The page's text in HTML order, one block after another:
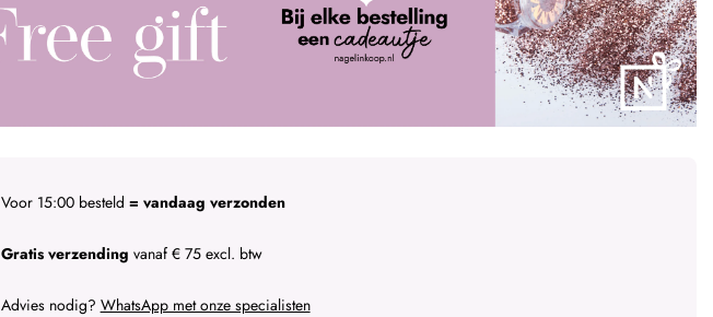
Voor 15:00 besteld = vandaag verzonden
Gratis verzending vanaf € 75 excl. btw
Advies nodig? WhatsApp met onze specialisten